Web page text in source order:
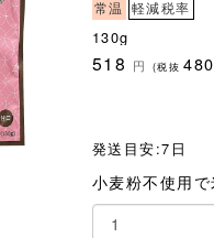
常温 軽減税率
130g
518 円 (税抜480
発送目安:7日